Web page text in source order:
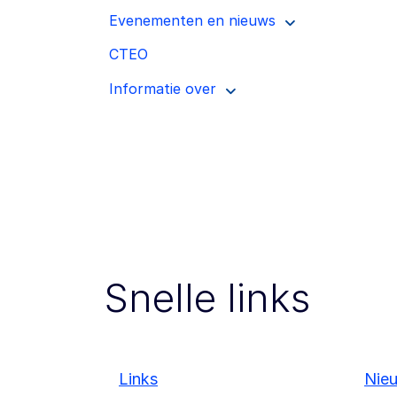
Evenementen en nieuws
CTEO
Informatie over
Snelle links
Links